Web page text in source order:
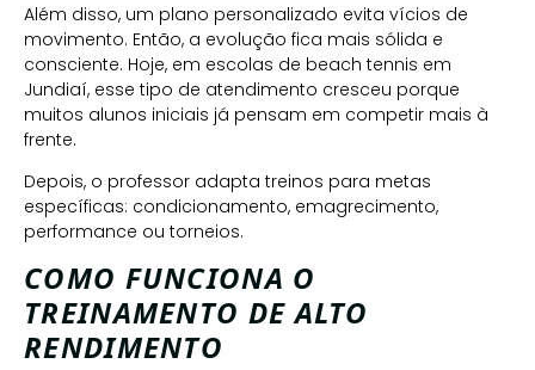
Além disso, um plano personalizado evita vícios de
movimento. Então, a evolução fica mais sólida e
consciente. Hoje, em escolas de beach tennis em
Jundiaí, esse tipo de atendimento cresceu porque
muitos alunos iniciais já pensam em competir mais à
frente.
Depois, o professor adapta treinos para metas
específicas: condicionamento, emagrecimento,
performance ou torneios.
COMO FUNCIONA O
TREINAMENTO DE ALTO
RENDIMENTO